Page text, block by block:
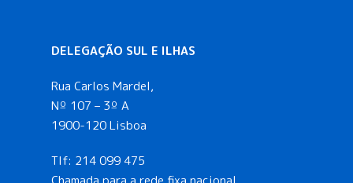
DELEGAÇÃO SUL E ILHAS
Rua Carlos Mardel,
Nº 107 – 3º A
1900-120 Lisboa
Tlf: 214 099 475